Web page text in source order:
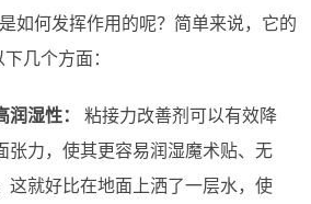
如何发挥作用的呢？简单来说，它的
几个方面：
润湿性：
粘接力改善剂可以有效降
张力，使其更容易润湿魔术贴、无
这就好比在地面上洒了一层水，使